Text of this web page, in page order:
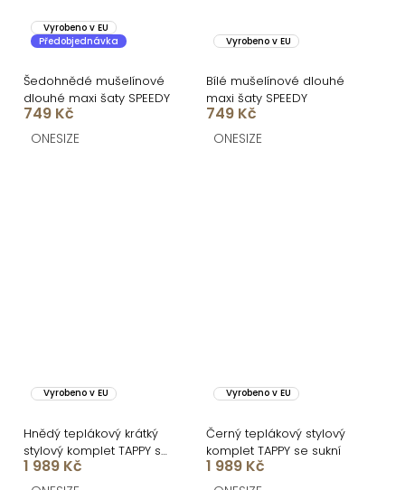
Vyrobeno v EU
Předobjednávka
Šedohnědé mušelínové
dlouhé maxi šaty SPEEDY
749 Kč
ONESIZE
Vyrobeno v EU
Bílé mušelínové dlouhé
maxi šaty SPEEDY
749 Kč
ONESIZE
Vyrobeno v EU
Hnědý teplákový krátký
stylový komplet TAPPY se
sukní
1 989 Kč
Vyrobeno v EU
Černý teplákový stylový
komplet TAPPY se sukní
1 989 Kč